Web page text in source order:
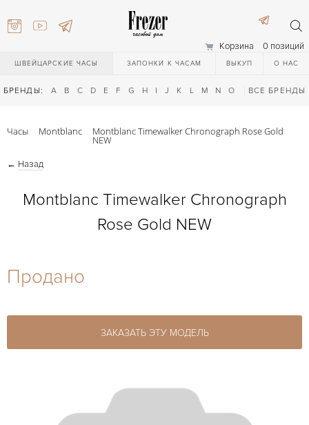
Корзина 0 позиций
ШВЕЙЦАРСКИЕ ЧАСЫ ЗАПОНКИ К ЧАСАМ ВЫКУП О НАС
БРЕНДЫ: A B C D E F G H I J K L M N O Q R S T
ВСЕ БРЕНДЫ
27-44
Часы Montblanc Montblanc Timewalker Chronograph Rose Gold
NEW
← Назад
Montblanc Timewalker Chronograph
Rose Gold NEW
Продано
ЗАКАЗАТЬ ЭТУ МОДЕЛЬ